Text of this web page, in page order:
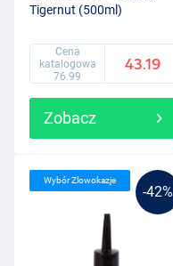
Tigernut (500ml)
Cena
katalogowa
76.99
43.19
Zobacz
-42%
Wybór Zlowokazje